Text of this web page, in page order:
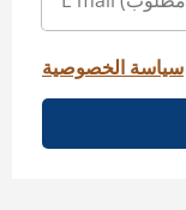
سياسة الخصوصية